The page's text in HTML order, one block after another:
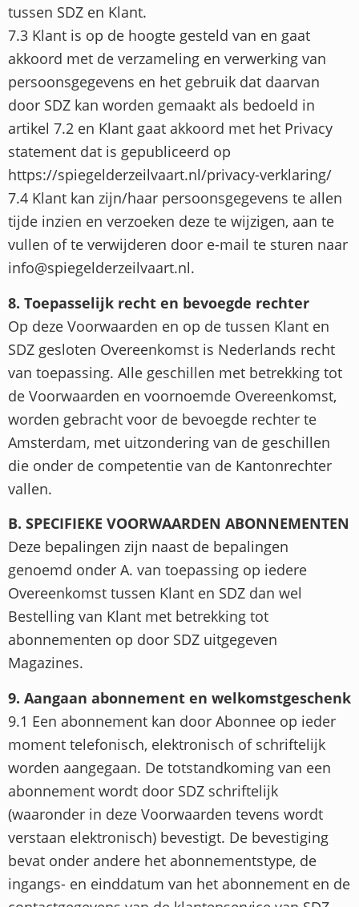
tussen SDZ en Klant.
7.3 Klant is op de hoogte gesteld van en gaat
akkoord met de verzameling en verwerking van
persoonsgegevens en het gebruik dat daarvan
door SDZ kan worden gemaakt als bedoeld in
artikel 7.2 en Klant gaat akkoord met het Privacy
statement dat is gepubliceerd op
https://spiegelderzeilvaart.nl/privacy-verklaring/
7.4 Klant kan zijn/haar persoonsgegevens te allen
tijde inzien en verzoeken deze te wijzigen, aan te
vullen of te verwijderen door e-mail te sturen naar
info@spiegelderzeilvaart.nl.
8. Toepasselijk recht en bevoegde rechter
Op deze Voorwaarden en op de tussen Klant en
SDZ gesloten Overeenkomst is Nederlands recht
van toepassing. Alle geschillen met betrekking tot
de Voorwaarden en voornoemde Overeenkomst,
worden gebracht voor de bevoegde rechter te
Amsterdam, met uitzondering van de geschillen
die onder de competentie van de Kantonrechter
vallen.
B. SPECIFIEKE VOORWAARDEN ABONNEMENTEN
Deze bepalingen zijn naast de bepalingen
genoemd onder A. van toepassing op iedere
Overeenkomst tussen Klant en SDZ dan wel
Bestelling van Klant met betrekking tot
abonnementen op door SDZ uitgegeven
Magazines.
9. Aangaan abonnement en welkomstgeschenk
9.1 Een abonnement kan door Abonnee op ieder
moment telefonisch, elektronisch of schriftelijk
worden aangegaan. De totstandkoming van een
abonnement wordt door SDZ schriftelijk
(waaronder in deze Voorwaarden tevens wordt
verstaan elektronisch) bevestigt. De bevestiging
bevat onder andere het abonnementstype, de
ingangs- en einddatum van het abonnement en de